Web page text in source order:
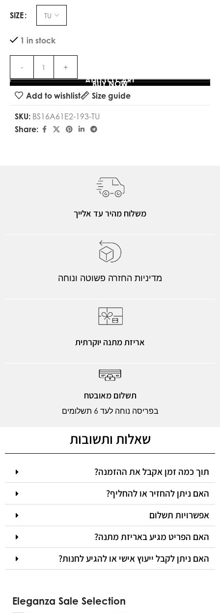
SIZE
1 in stock
ADD TO CART
BUY NOW
Add to wishlist
Size guide
SKU: BS16A61E2-193-TU
Share:
משלוח מהיר עד אלייך
מדיניות החזרה פשוטה ונוחה
אריזת מתנה יוקרתית
תשלום מאובטח
בפריסה נוחה לעד 6 תשלומים
שאלות ותשובות
תוך כמה זמן אקבל את ההזמנה?
האם ניתן להחזיר או להחליף?
אפשרויות תשלום
האם הפריט מגיע באריזת מתנה?
האם ניתן לקבל ייעוץ אישי או להגיע לחנות?
Eleganza Sale Selection